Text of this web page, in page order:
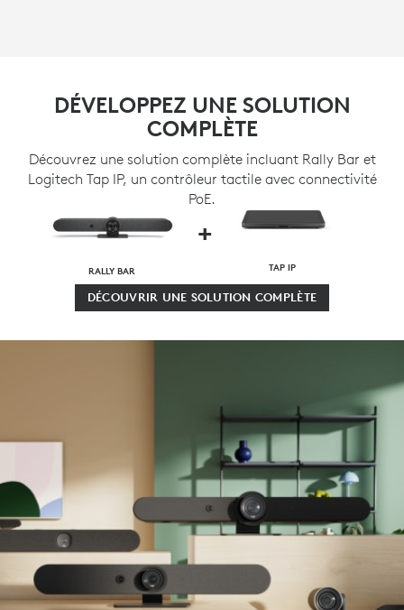
DÉVELOPPEZ UNE SOLUTION
COMPLÈTE
Découvrez une solution complète incluant Rally Bar et
Logitech Tap IP, un contrôleur tactile avec connectivité
PoE.
RALLY BAR
+
TAP IP
DÉCOUVRIR UNE SOLUTION COMPLÈTE